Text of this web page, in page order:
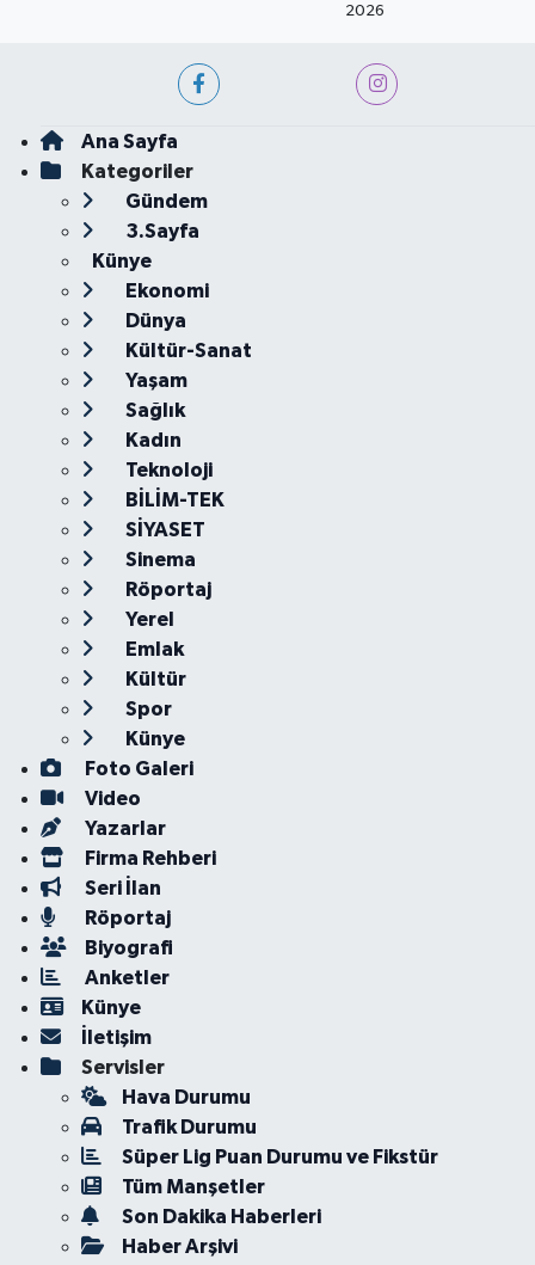
2026
Ana Sayfa
Kategoriler
Gündem
3.Sayfa
Künye
Ekonomi
Dünya
Kültür-Sanat
Yaşam
Sağlık
Kadın
Teknoloji
BİLİM-TEK
SİYASET
Sinema
Röportaj
Yerel
Emlak
Kültür
Spor
Künye
Foto Galeri
Video
Yazarlar
Firma Rehberi
Seri İlan
Röportaj
Biyografi
Anketler
Künye
İletişim
Servisler
Hava Durumu
Trafik Durumu
Süper Lig Puan Durumu ve Fikstür
Tüm Manşetler
Son Dakika Haberleri
Haber Arşivi